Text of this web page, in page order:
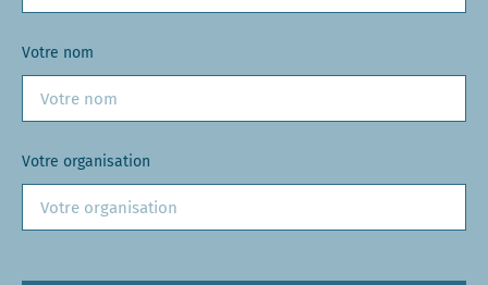
Votre nom
Votre organisation